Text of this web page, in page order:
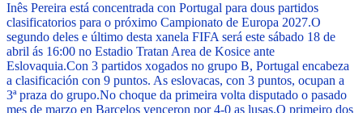
Inês Pereira está concentrada con Portugal para dous partidos
clasificatorios para o próximo Campionato de Europa 2027.O
segundo deles e último desta xanela FIFA será este sábado 18 de
abril ás 16:00 no Estadio Tratan Area de Kosice ante
Eslovaquia.Con 3 partidos xogados no grupo B, Portugal encabeza
a clasificación con 9 puntos. As eslovacas, con 3 puntos, ocupan a
3ª praza do grupo.No choque da primeira volta disputado o pasado
mes de marzo en Barcelos venceron por 4-0 as lusas.O primeiro dos